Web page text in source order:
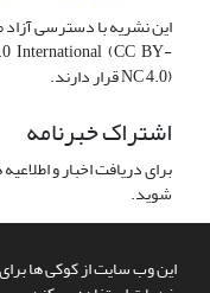
این وب سایت از کوکی ها برای
International (CC BY-
NC 4.0) قرار دارند.
اشتراک خبرنامه
برای دریافت اخبار و
شوید.